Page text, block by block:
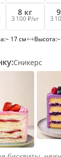
8 кг
3 100 ₽/кг 3
~ 17 см Высота:
Сникерс